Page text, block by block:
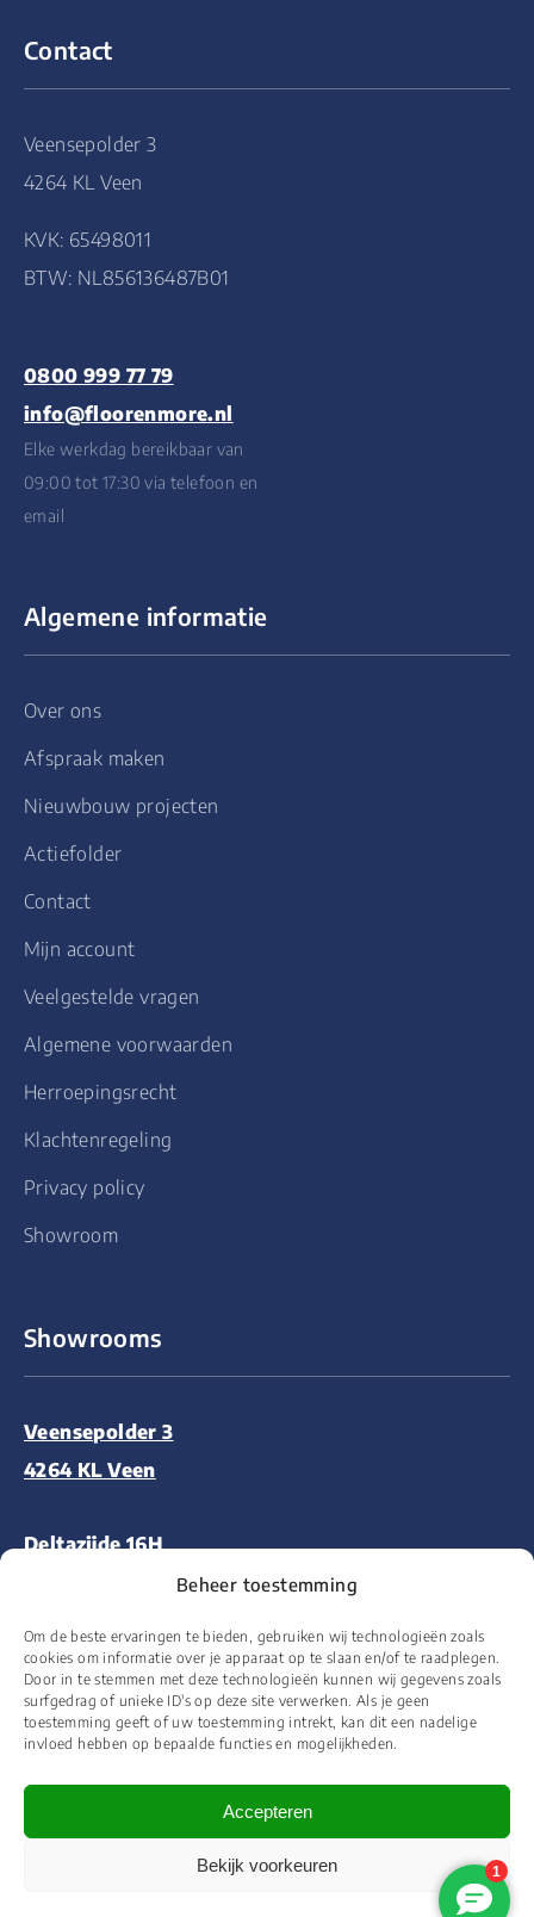
Beheer toestemming
Om de beste ervaringen te bieden, gebruiken wij technologieën zoals
cookies om informatie over je apparaat op te slaan en/of te raadplegen.
Door in te stemmen met deze technologieën kunnen wij gegevens zoals
surfgedrag of unieke ID's op deze site verwerken. Als je geen
toestemming geeft of uw toestemming intrekt, kan dit een nadelige
invloed hebben op bepaalde functies en mogelijkheden.
Accepteren
Bekijk voorkeuren
Contact
Veensepolder 3
4264 KL Veen
KVK: 65498011
BTW: NL856136487B01
0800 999 77 79
info@floorenmore.nl
Elke werkdag bereikbaar van
09:00 tot 17:30 via telefoon en
email
Algemene informatie
Over ons
Afspraak maken
Nieuwbouw projecten
Actiefolder
Contact
Mijn account
Veelgestelde vragen
Algemene voorwaarden
Herroepingsrecht
Klachtenregeling
Privacy policy
Showroom
Showrooms
Veensepolder 3
4264 KL Veen
Deltazijde 16H
1261 ZM Blaricum
Aalsmeerderweg 227
1432 CM Aalsmeer
Wooms